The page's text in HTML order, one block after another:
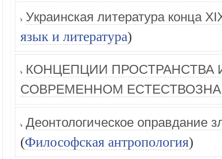
Украинская литература конца
язык и литература)
КОНЦЕПЦИИ ПРОСТРАНСТВА
СОВРЕМЕННОМ
Деонтологическое оправдание
(Философская антропология)